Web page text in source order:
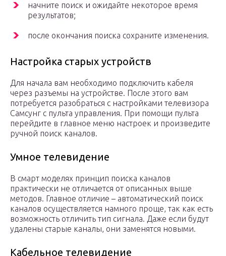
начните поиск и ожидайте некоторое время
результатов;
после окончания поиска сохраните изменения.
Настройка старых устройств
Для начала вам необходимо подключить кабеля
через разъемы на устройстве. После этого вам
потребуется разобраться с настройками телевизора
Самсунг с пульта управления. При помощи пульта
перейдите в главное меню настроек и произведите
ручной поиск каналов.
Умное телевидение
В смарт моделях принцип поиска каналов
практически не отличается от описанных выше
методов. Главное отличие – автоматический поиск
каналов осуществляется намного проще, так как есть
возможность отличить тип сигнала. Даже если будут
удалены старые каналы, они заменятся новыми.
Кабельное телевидение